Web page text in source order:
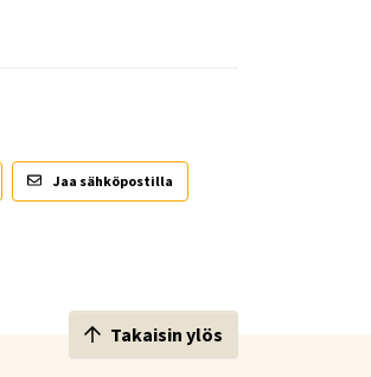
Jaa sähköpostilla
Takaisin ylös